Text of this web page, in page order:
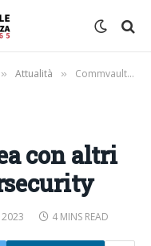
» Attualità » Commvault si allea con altri leader nella cybersecurity
con altri
2023 4 MINS READ